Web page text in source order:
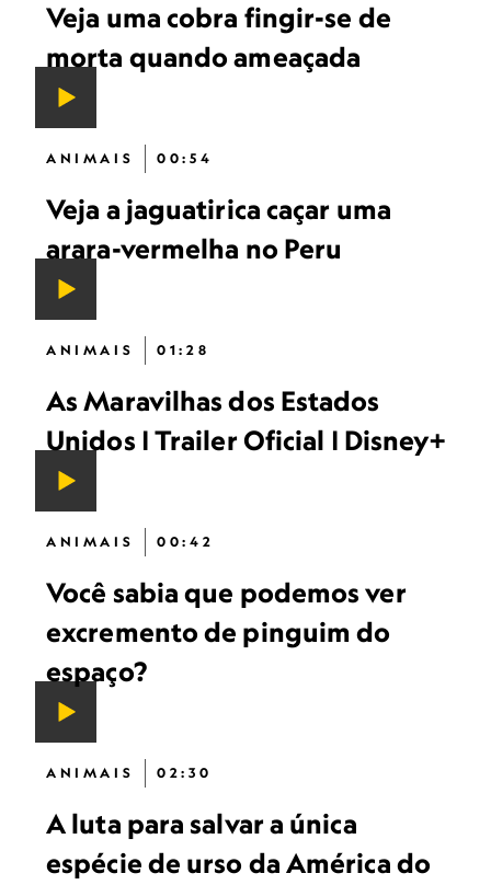
Veja uma cobra fingir-se de
morta quando ameaçada
ANIMAIS 00:54
Veja a jaguatirica caçar uma
arara-vermelha no Peru
ANIMAIS 01:28
As Maravilhas dos Estados
Unidos | Trailer Oficial | Disney+
ANIMAIS 00:42
Você sabia que podemos ver
excremento de pinguim do
espaço?
ANIMAIS 02:30
A luta para salvar a única
espécie de urso da América do